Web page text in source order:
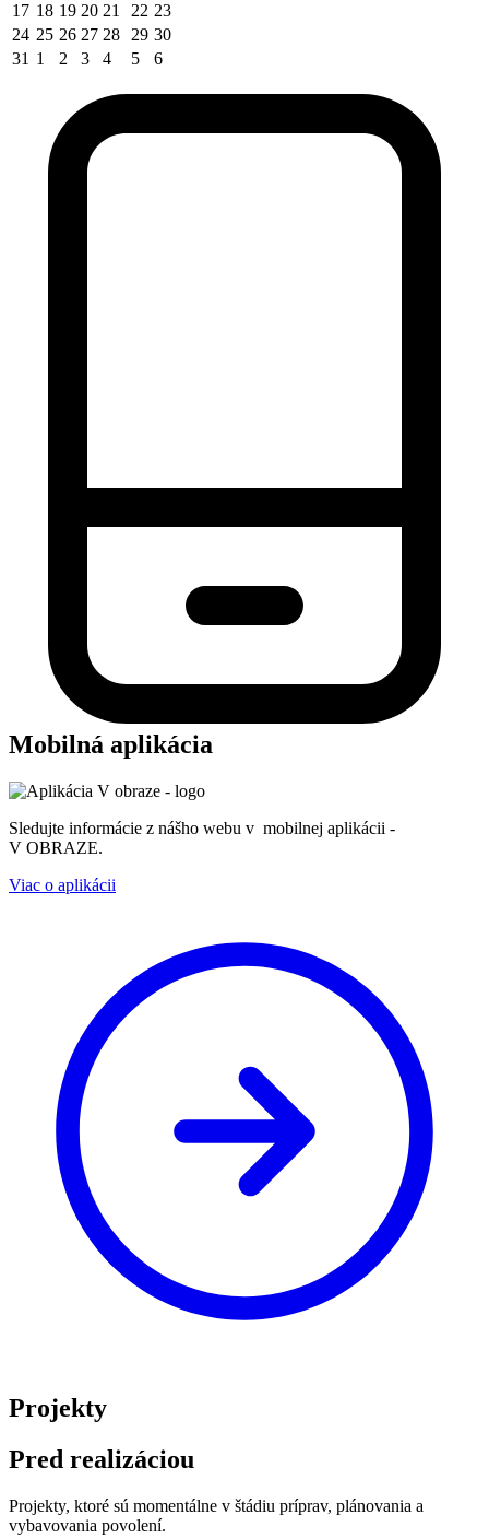
17 18 19 20 21 22 23
24 25 26 27 28 29 30
31 1 2 3 4 5 6
Mobilná aplikácia
Sledujte informácie z nášho webu v mobilnej aplikácii -
V OBRAZE.
Viac o aplikácii
Projekty
Pred realizáciou
Projekty, ktoré sú momentálne v štádiu príprav, plánovania a
vybavovania povolení.